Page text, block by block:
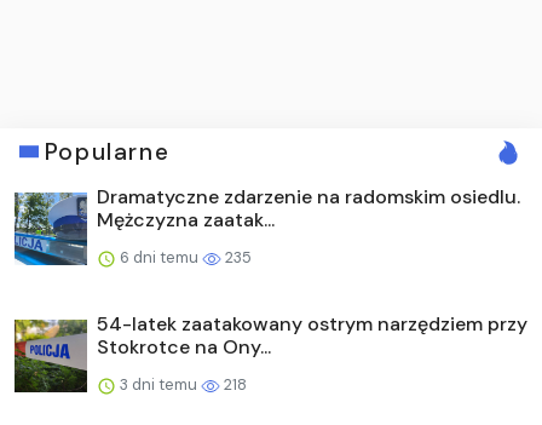
Popularne
Dramatyczne zdarzenie na radomskim osiedlu.
Mężczyzna zaatak...
6 dni temu 235
54-latek zaatakowany ostrym narzędziem przy
Stokrotce na Ony...
3 dni temu 218